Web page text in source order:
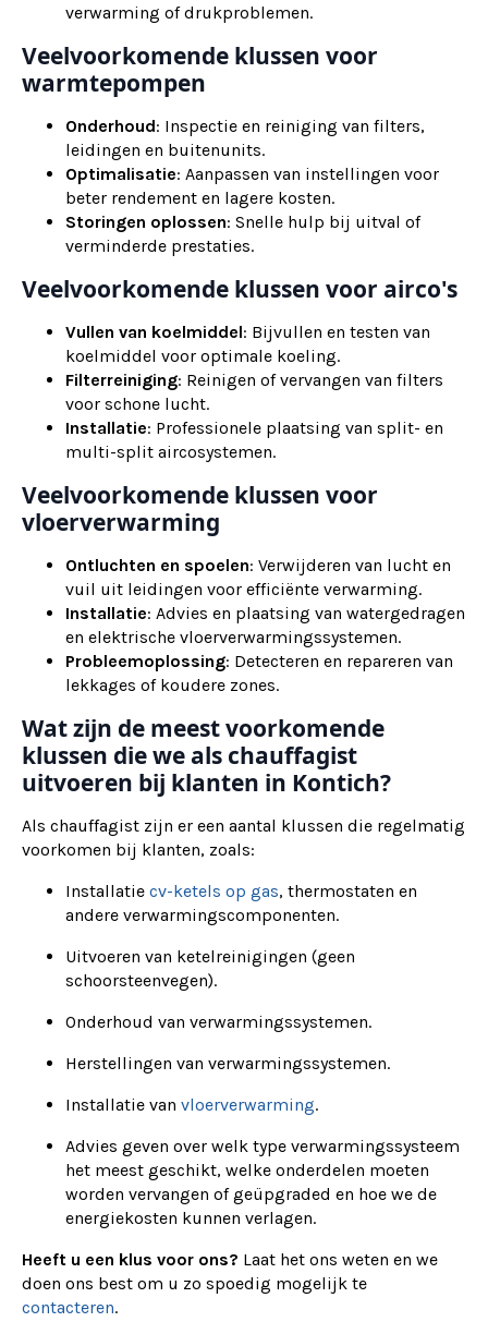
verwarming of drukproblemen.
Veelvoorkomende klussen voor
warmtepompen
Onderhoud: Inspectie en reiniging van filters,
leidingen en buitenunits.
Optimalisatie: Aanpassen van instellingen voor
beter rendement en lagere kosten.
Storingen oplossen: Snelle hulp bij uitval of
verminderde prestaties.
Veelvoorkomende klussen voor airco's
Vullen van koelmiddel: Bijvullen en testen van
koelmiddel voor optimale koeling.
Filterreiniging: Reinigen of vervangen van filters
voor schone lucht.
Installatie: Professionele plaatsing van split- en
multi-split aircosystemen.
Veelvoorkomende klussen voor
vloerverwarming
Ontluchten en spoelen: Verwijderen van lucht en
vuil uit leidingen voor efficiënte verwarming.
Installatie: Advies en plaatsing van watergedragen
en elektrische vloerverwarmingssystemen.
Probleemoplossing: Detecteren en repareren van
lekkages of koudere zones.
Wat zijn de meest voorkomende
klussen die we als chauffagist
uitvoeren bij klanten in Kontich?
Als chauffagist zijn er een aantal klussen die regelmatig
voorkomen bij klanten, zoals:
Installatie cv-ketels op gas, thermostaten en
andere verwarmingscomponenten.
Uitvoeren van ketelreinigingen (geen
schoorsteenvegen).
Onderhoud van verwarmingssystemen.
Herstellingen van verwarmingssystemen.
Installatie van vloerverwarming.
Advies geven over welk type verwarmingssysteem
het meest geschikt, welke onderdelen moeten
worden vervangen of geüpgraded en hoe we de
energiekosten kunnen verlagen.
Heeft u een klus voor ons? Laat het ons weten en we
doen ons best om u zo spoedig mogelijk te
contacteren.